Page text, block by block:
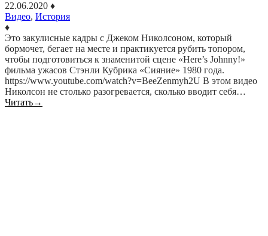
22.06.2020 ♦
Видео, История
♦
Это закулисные кадры с Джеком Николсоном, который
бормочет, бегает на месте и практикуется рубить топором,
чтобы подготовиться к знаменитой сцене «Here’s Johnny!»
фильма ужасов Стэнли Кубрика «Сияние» 1980 года.
https://www.youtube.com/watch?v=BeeZenmyh2U В этом видео
Николсон не столько разогревается, сколько вводит себя…
Читать→